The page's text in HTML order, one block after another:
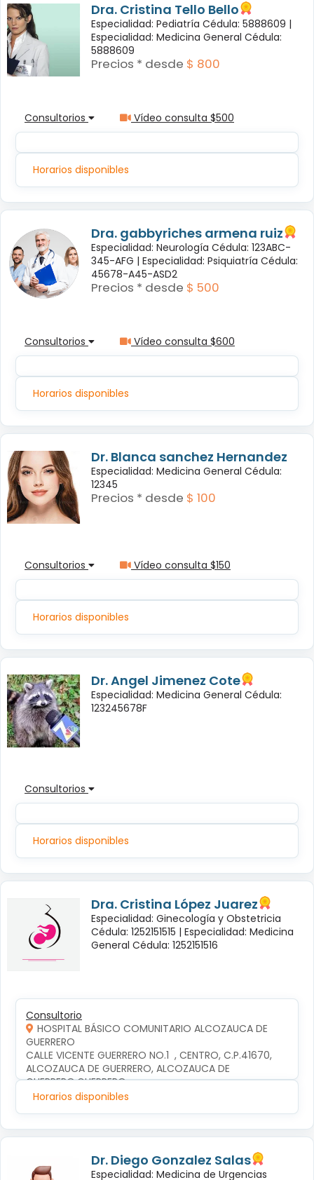
Dra. Cristina Tello Bello
Especialidad: Pediatría Cédula: 5888609 |
Especialidad: Medicina General Cédula:
5888609
Precios * desde $ 800
Consultorios Vídeo consulta $500
Horarios disponibles
Dra. gabbyriches armena ruiz
Especialidad: Neurología Cédula: 123ABC-
345-AFG | Especialidad: Psiquiatría Cédula:
45678-A45-ASD2
Precios * desde $ 500
Consultorios Vídeo consulta $600
Horarios disponibles
Dr. Blanca sanchez Hernandez
Especialidad: Medicina General Cédula:
12345
Precios * desde $ 100
Consultorios Vídeo consulta $150
Horarios disponibles
Dr. Angel Jimenez Cote
Especialidad: Medicina General Cédula:
123245678F
Consultorios
Horarios disponibles
Dra. Cristina López Juarez
Especialidad: Ginecología y Obstetricia
Cédula: 1252151515 | Especialidad: Medicina
General Cédula: 1252151516
Consultorio
HOSPITAL BÁSICO COMUNITARIO ALCOZAUCA DE
GUERRERO
CALLE VICENTE GUERRERO NO.1  , CENTRO, C.P.41670,
ALCOZAUCA DE GUERRERO, ALCOZAUCA DE
GUERRERO,GUERRERO
Horarios disponibles
Dr. Diego Gonzalez Salas
Especialidad: Medicina de Urgencias